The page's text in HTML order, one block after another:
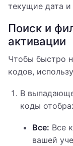
текущие дата и
Поиск и
активации
Чтобы быстро
кодов,
В
коды
Все: Все
вашей